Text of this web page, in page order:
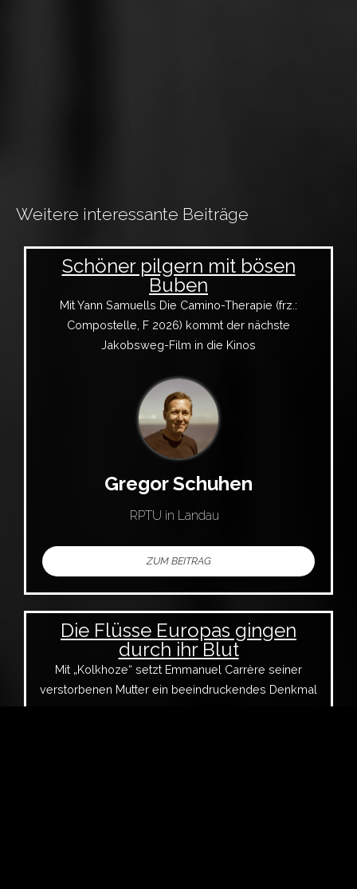
Weitere interessante Beiträge
Schöner pilgern mit bösen
Buben
Mit Yann Samuells Die Camino-Therapie (frz.:
Compostelle, F 2026) kommt der nächste
Jakobsweg-Film in die Kinos
Gregor Schuhen
RPTU in Landau
ZUM BEITRAG
Die Flüsse Europas gingen
durch ihr Blut
Mit „Kolkhoze“ setzt Emmanuel Carrère seiner
verstorbenen Mutter ein beeindruckendes Denkmal